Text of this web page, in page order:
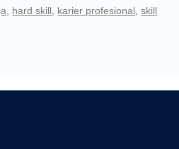
hard skill karier profesional ,skill